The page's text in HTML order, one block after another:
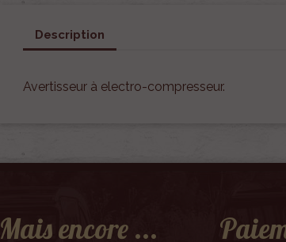
Description
Avertisseur à electro-compresseur.
Mais encore ...